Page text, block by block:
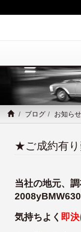
ブログ お知らせ
★ご成約有り
当社の地元、
気持ちよく 即決